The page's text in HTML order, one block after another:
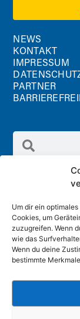
Um dir ein
Cookies, um
zuzugreifen. Wenn
wie das
Wenn du deine
bestimmte
NEWS
KONTAKT
IMPRESSUM
PARTNER
Radland GmbH
Schreinergasse